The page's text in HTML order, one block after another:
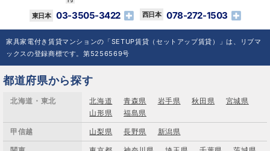
03-3505-3422 078-272-1503
家具家電付き賃貸マンションの「SETUP賃貸（セットアップ賃貸）」は、リブマ
ックスの登録商標です。第5256569号
都道府県から探す
北海道・東北 北海道 青森県 岩手県 秋田県
宮城県
山形県
福島県
甲信越 山梨県 長野県 新潟県